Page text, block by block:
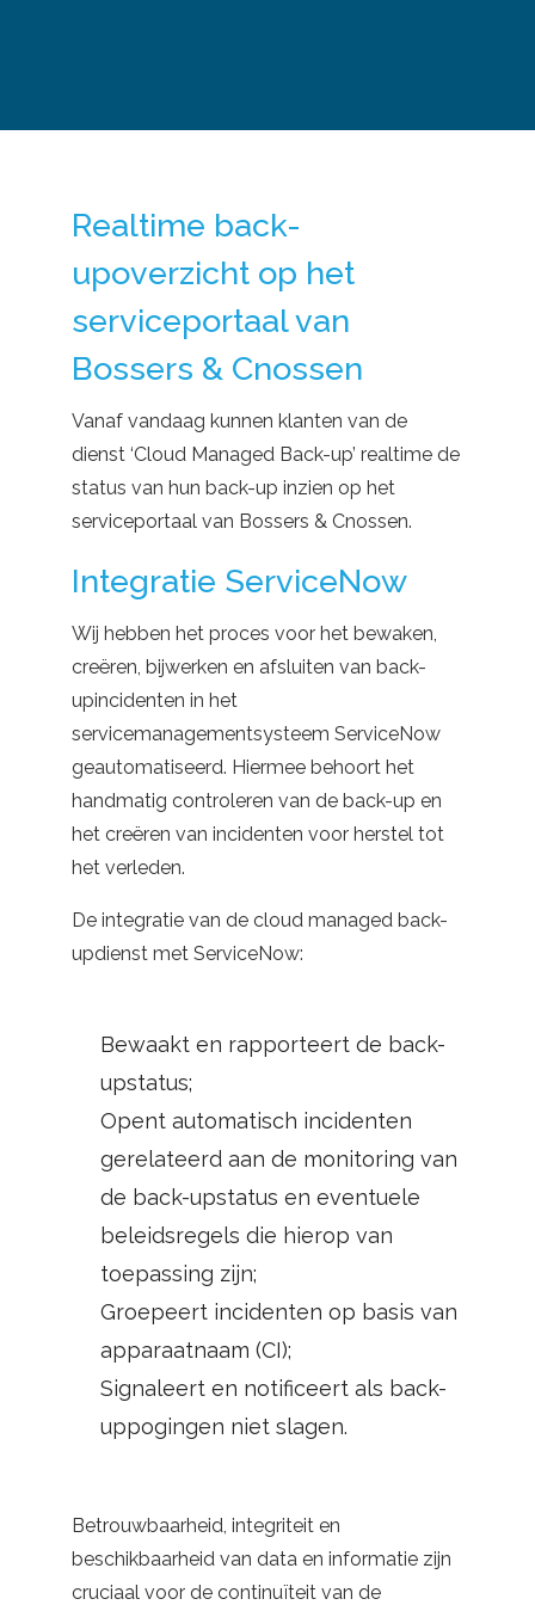
Realtime back-
upoverzicht op het
serviceportaal van
Bossers & Cnossen
Vanaf vandaag kunnen klanten van de
dienst ‘Cloud Managed Back-up’ realtime de
status van hun back-up inzien op het
serviceportaal van Bossers & Cnossen.
Integratie ServiceNow
Wij hebben het proces voor het bewaken,
creëren, bijwerken en afsluiten van back-
upincidenten in het
servicemanagementsysteem ServiceNow
geautomatiseerd. Hiermee behoort het
handmatig controleren van de back-up en
het creëren van incidenten voor herstel tot
het verleden.
De integratie van de cloud managed back-
updienst met ServiceNow:
Bewaakt en rapporteert de back-
upstatus;
Opent automatisch incidenten
gerelateerd aan de monitoring van
de back-upstatus en eventuele
beleidsregels die hierop van
toepassing zijn;
Groepeert incidenten op basis van
apparaatnaam (CI);
Signaleert en notificeert als back-
uppogingen niet slagen.
Betrouwbaarheid, integriteit en
beschikbaarheid van data en informatie zijn
cruciaal voor de continuïteit van de